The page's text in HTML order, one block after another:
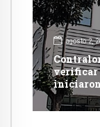
agosto 2,
verificar
iniciaron
ríos ante